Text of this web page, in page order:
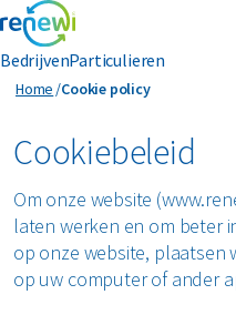
BedrijvenParticulieren
Container huren
Afvalbeheer
Afvalbeheer
Afvalinzameling
Rolcontainers
Afzetcontainers
Soorten afval
Asbest
Circulaire materialen
Home Cookie policy
Cookie policy
Cookiebeleid
Om onze website
laten werken en om beter
op onze website, plaatsen
op uw computer of ander